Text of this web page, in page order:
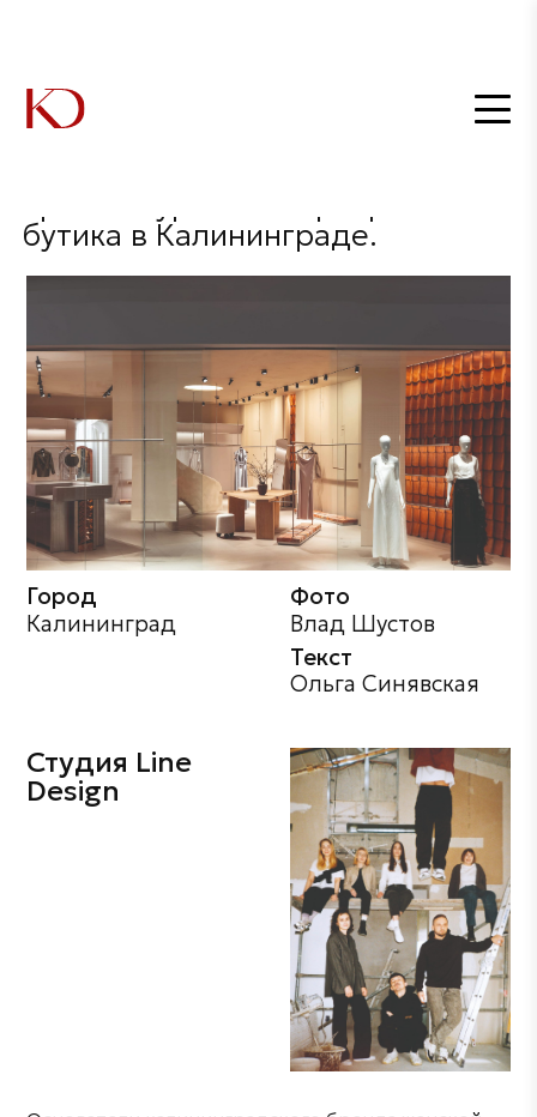
Студия Line Design объединила
бутика в Калининграде.
Город
Калининград
Фото
Влад Шустов
Текст
Ольга Синявская
Студия Line
Design